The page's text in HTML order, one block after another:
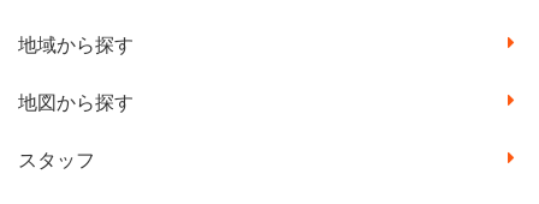
地域から探す
地図から探す
スタッフ